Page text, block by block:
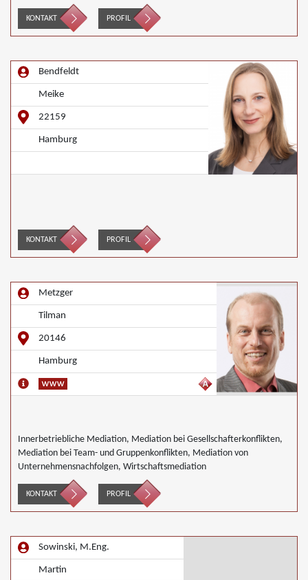
KONTAKT PROFIL
Bendfeldt
Meike
22159
Hamburg
KONTAKT PROFIL
Metzger
Tilman
20146
Hamburg
Innerbetriebliche Mediation, Mediation bei Gesellschafterkonflikten,
Mediation bei Team- und Gruppenkonflikten, Mediation von
Unternehmensnachfolgen, Wirtschaftsmediation
KONTAKT PROFIL
Sowinski, M.Eng.
Martin